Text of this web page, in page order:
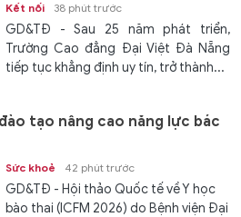
Kết nối 38 phút trước
GD&TĐ - Sau 25 năm phát triển,
Trường Cao đẳng Đại Việt Đà Nẵng
tiếp tục khẳng định uy tín, trở thành...
tạo nâng cao năng lực bác
Sức khoẻ 42 phút trước
GD&TĐ - Hội thảo Quốc tế về Y học
bào thai (ICFM 2026) do Bệnh viện Đại